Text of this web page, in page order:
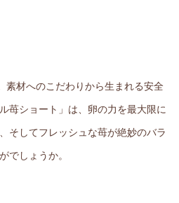
素材へのこだわりから生まれる安全
苺ショート」は、卵の力を最大限に
そしてフレッシュな苺が絶妙のバラ
でしょうか。